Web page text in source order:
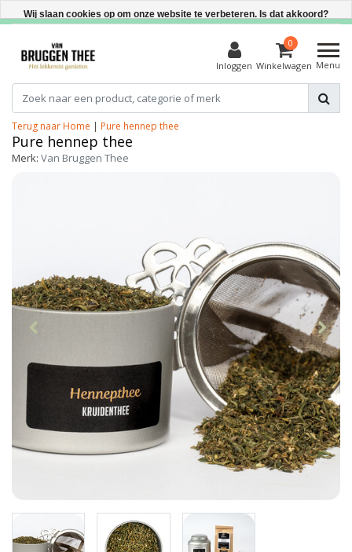
Direct uit voorraad leverbaar
Inloggen
0
Winkelwagen Menu
Terug naar Home | Pure hennep thee
Pure hennep thee
Merk: Van Bruggen Thee
Wij slaan cookies op om onze website te verbeteren. Is dat akkoord?
Meer over cookies »